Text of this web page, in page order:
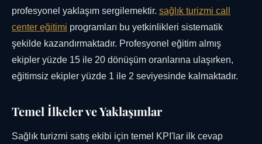
profesyonel yaklaşım sergilemektir. sağlık turizmi call
center eğitimi programları bu yetkinlikleri sistematik
şekilde kazandırmaktadır. Profesyonel eğitim almış
ekipler yüzde 15 ile 20 dönüşüm oranlarına ulaşırken,
eğitimsiz ekipler yüzde 1 ile 2 seviyesinde kalmaktadır.
Temel İlkeler ve Yaklaşımlar
Sağlık turizmi satış ekibi için temel KPI'lar ilk cevap